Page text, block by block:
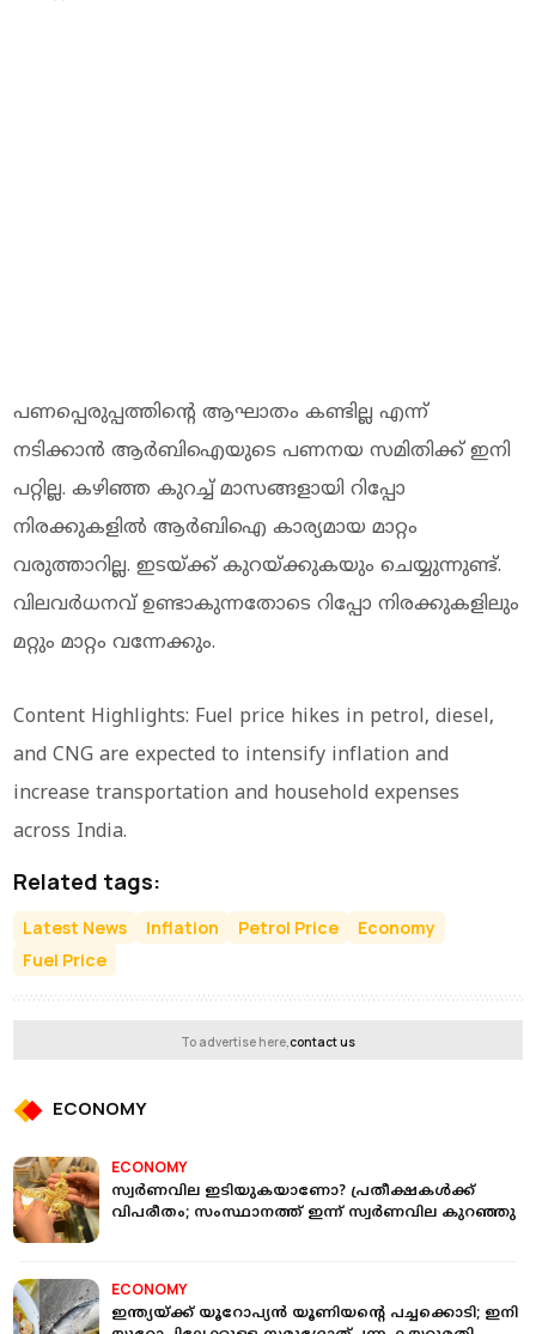
പണപ്പെരുപ്പത്തിന്റെ ആഘാതം കണ്ടില്ല എന്ന്
നടിക്കാൻ ആർബിഐയുടെ പണനയ സമിതിക്ക് ഇനി
പറ്റില്ല. കഴിഞ്ഞ കുറച്ച് മാസങ്ങളായി റിപ്പോ
നിരക്കുകളിൽ ആർബിഐ കാര്യമായ മാറ്റം
വരുത്താറില്ല. ഇടയ്ക്ക് കുറയ്ക്കുകയും ചെയ്യുന്നുണ്ട്.
വിലവർധനവ് ഉണ്ടാകുന്നതോടെ റിപ്പോ നിരക്കുകളിലും
മറ്റും മാറ്റം വന്നേക്കും.
Content Highlights: Fuel price hikes in petrol, diesel,
and CNG are expected to intensify inflation and
increase transportation and household expenses
across India.
Related tags:
Latest News Inflation Petrol Price
Economy
Fuel Price
To advertise here,contact us
ECONOMY
ECONOMY
സ്വർണവില ഇടിയുകയാണോ? പ്രതീക്ഷകള്‍ക്ക്
വിപരീതം; സംസ്ഥാനത്ത് ഇന്ന് സ്വർണവില കുറഞ്ഞു
ECONOMY
ഇന്ത്യയ്ക്ക് യൂറോപ്യന്‍ യൂണിയന്റെ പച്ചക്കൊടി; ഇനി